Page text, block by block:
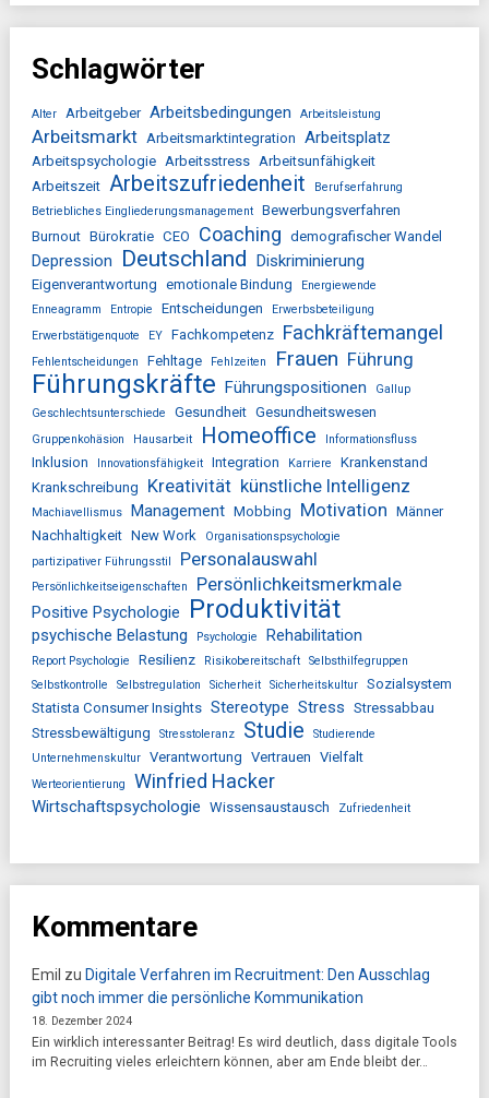
Schlagwörter
Alter Arbeitgeber Arbeitsbedingungen Arbeitsleistung
Arbeitsmarkt Arbeitsmarktintegration Arbeitsplatz
Arbeitspsychologie Arbeitsstress
Arbeitsunfähigkeit
Arbeitszeit
Arbeitszufriedenheit
Berufserfahrung
Betriebliches Eingliederungsmanagement
Bewerbungsverfahren
Burnout Bürokratie CEO Coaching demografischer Wandel
Depression Deutschland Diskriminierung
Eigenverantwortung emotionale Bindung
Energiewende
Enneagramm
Entropie Entscheidungen
Erwerbsbeteiligung
Erwerbstätigenquote
EY Fachkompetenz Fachkräftemangel
Fehlentscheidungen Fehltage Fehlzeiten Frauen Führung
Führungskräfte Führungspositionen
Gallup
Geschlechtsunterschiede
Gesundheit Gesundheitswesen
Gruppenkohäsion Hausarbeit Homeoffice Informationsfluss
Inklusion Innovationsfähigkeit Integration Karriere
Krankenstand
Krankschreibung
Kreativität künstliche Intelligenz
Machiavellismus Management Mobbing Motivation Männer
Nachhaltigkeit New Work
Organisationspsychologie
partizipativer Führungsstil
Personalauswahl
Persönlichkeitseigenschaften Persönlichkeitsmerkmale
Positive Psychologie Produktivität
psychische Belastung Psychologie Rehabilitation
Report Psychologie Resilienz Risikobereitschaft
Selbsthilfegruppen
Selbstkontrolle
Selbstregulation Sicherheit Sicherheitskultur
Sozialsystem
Statista Consumer Insights Stereotype Stress Stressabbau
Stressbewältigung
Stresstoleranz Studie
Studierende
Unternehmenskultur
Verantwortung Vertrauen Vielfalt
Werteorientierung Winfried Hacker
Wirtschaftspsychologie Wissensaustausch Zufriedenheit
Kommentare
Emil zu Digitale Verfahren im Recruitment: Den Ausschlag
gibt noch immer die persönliche Kommunikation
18. Dezember 2024
Ein wirklich interessanter Beitrag! Es wird deutlich, dass digitale Tools
im Recruiting vieles erleichtern können, aber am Ende bleibt der…